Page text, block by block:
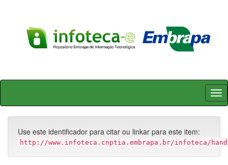
Skip
Use este identificador para citar ou linkar para este item:
http://www.infoteca.cnptia.embrapa.br/infoteca/